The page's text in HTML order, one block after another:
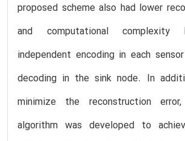
proposed scheme also had lower
and computational complexity
independent encoding in each
decoding in the sink node. In
minimize the reconstruction
algorithm was developed to